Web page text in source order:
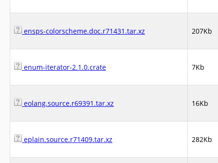
ensps-colorscheme.doc.r71431.tar.xz 207Kb
enum-iterator-2.1.0.crate 7Kb
eolang.source.r69391.tar.xz 16Kb
eplain.source.r71409.tar.xz 282Kb